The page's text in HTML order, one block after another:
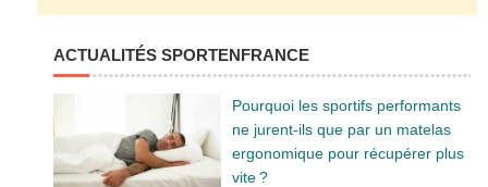
ACTUALITÉS SPORTENFRANCE
Pourquoi les sportifs performants
ne jurent-ils que par un matelas
ergonomique pour récupérer plus
vite ?